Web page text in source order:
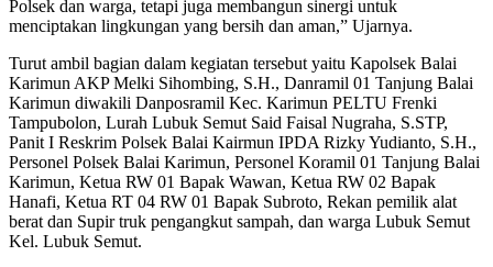
Polsek dan warga, tetapi juga membangun sinergi untuk
menciptakan lingkungan yang bersih dan aman,” Ujarnya.
Turut ambil bagian dalam kegiatan tersebut yaitu Kapolsek Balai
Karimun AKP Melki Sihombing, S.H., Danramil 01 Tanjung Balai
Karimun diwakili Danposramil Kec. Karimun PELTU Frenki
Tampubolon, Lurah Lubuk Semut Said Faisal Nugraha, S.STP,
Panit I Reskrim Polsek Balai Kairmun IPDA Rizky Yudianto, S.H.,
Personel Polsek Balai Karimun, Personel Koramil 01 Tanjung Balai
Karimun, Ketua RW 01 Bapak Wawan, Ketua RW 02 Bapak
Hanafi, Ketua RT 04 RW 01 Bapak Subroto, Rekan pemilik alat
berat dan Supir truk pengangkut sampah, dan warga Lubuk Semut
Kel. Lubuk Semut.